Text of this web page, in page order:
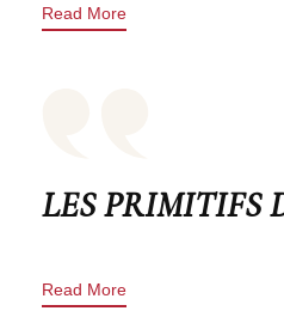
Read More
LES PRIMITIFS
Read More